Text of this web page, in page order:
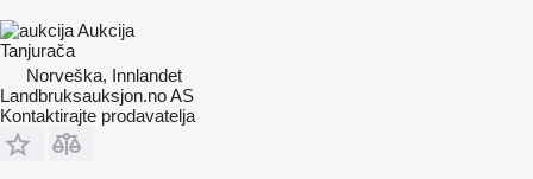
Aukcija
Tanjurača
Norveška, Innlandet
Landbruksauksjon.no AS
Kontaktirajte prodavatelja